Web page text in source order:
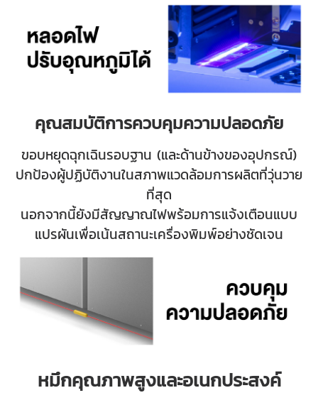
คุณสมบัติการควบคุมความปลอดภัย
ขอบหยุดฉุกเฉินรอบฐาน (และด้านข้างของอุปกรณ์)
ปกป้องผู้ปฏิบัติงานในสภาพแวดล้อมการผลิตที่วุ่นวาย
ที่สุด
นอกจากนี้ยังมีสัญญาณไฟพร้อมการแจ้งเตือนแบบ
แปรผันเพื่อเน้นสถานะเครื่องพิมพ์อย่างชัดเจน
หมึกคุณภาพสูงและอเนกประสงค์